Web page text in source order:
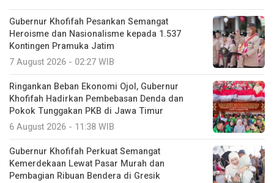
Gubernur Khofifah Pesankan Semangat
Heroisme dan Nasionalisme kepada 1.537
Kontingen Pramuka Jatim
7 August 2026 - 02:27 WIB
Ringankan Beban Ekonomi Ojol, Gubernur
Khofifah Hadirkan Pembebasan Denda dan
Pokok Tunggakan PKB di Jawa Timur
6 August 2026 - 11:38 WIB
Gubernur Khofifah Perkuat Semangat
Kemerdekaan Lewat Pasar Murah dan
Pembagian Ribuan Bendera di Gresik